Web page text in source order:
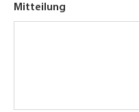
Mitteilung